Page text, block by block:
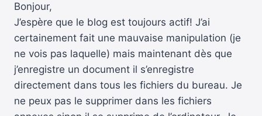
Bonjour,
J’espère que le blog est toujours actif! J’ai
certainement fait une mauvaise manipulation (je
ne vois pas laquelle) mais maintenant dès que
j’enregistre un document il s’enregistre
directement dans tous les fichiers du bureau. Je
ne peux pas le supprimer dans les fichiers